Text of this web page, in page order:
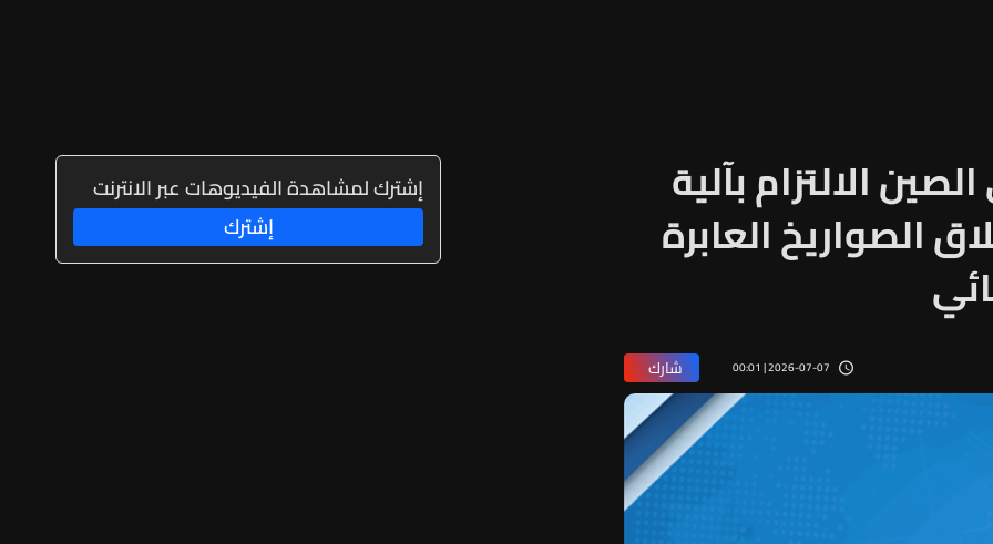
الالتزام بآلية
الصواريخ العابرة
2026-07-07 | 00:01 شارك
إشترك لمشاهدة الفيديوهات عبر الانترنت
إشترك